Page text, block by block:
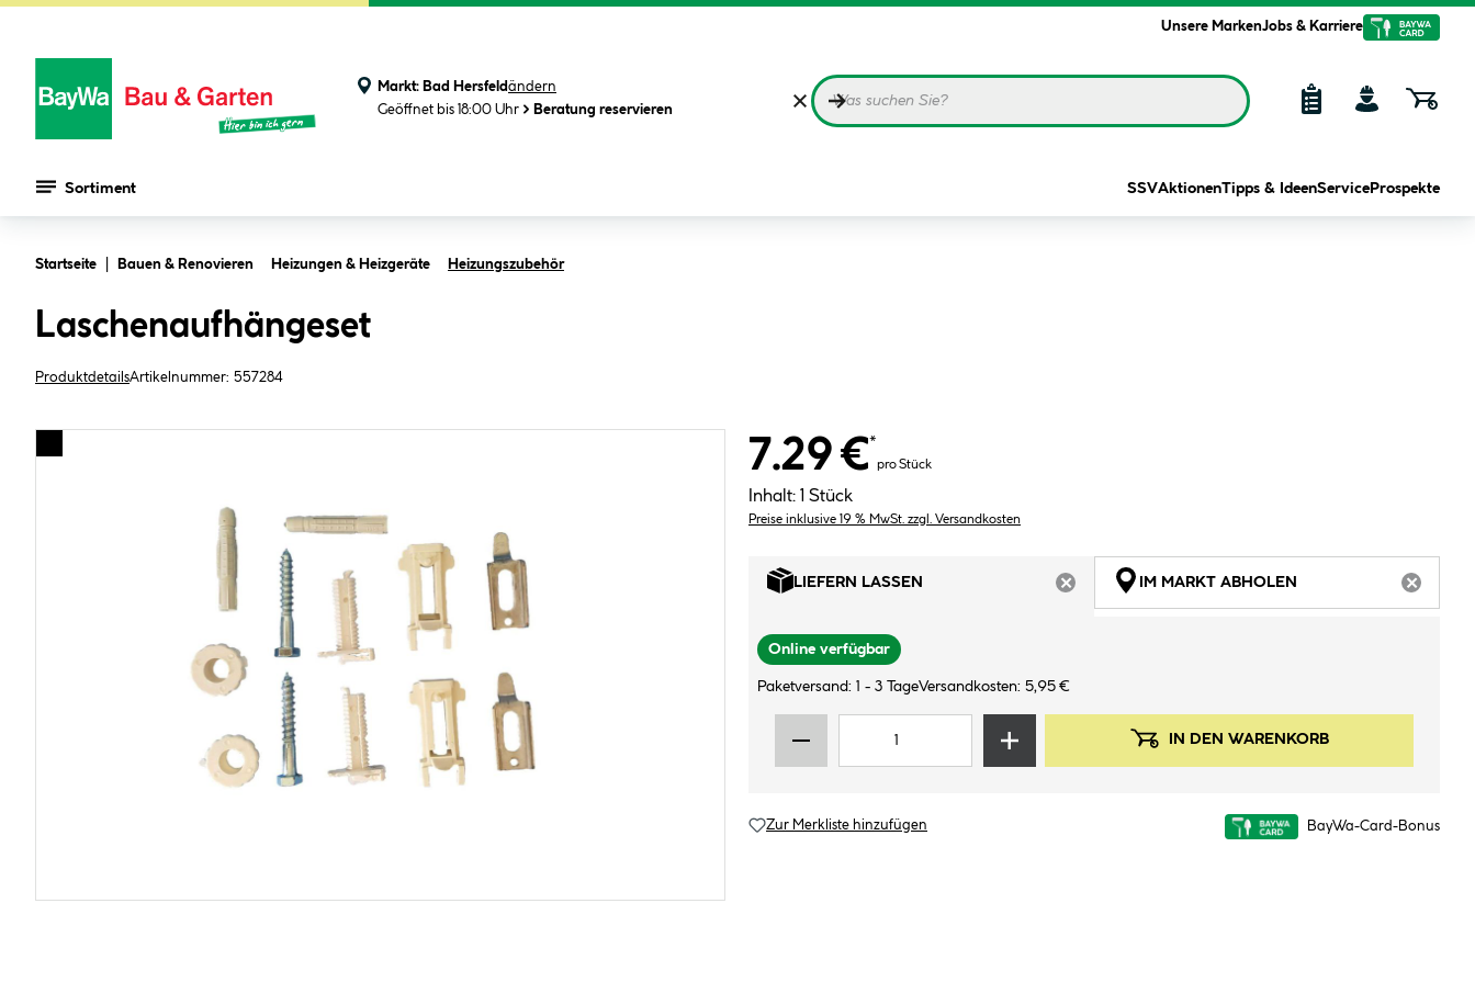
Unsere MarkenJobs & Karriere
Markt: Bad Hersfeldändern
Geöffnet bis 18:00 Uhr
Beratung reservieren
Sortiment SSVAktionenTipps & IdeenService Prospekte
Startseite Bauen & Renovieren Heizungen & Heizgeräte Heizungszubehör
Laschenaufhängeset
ProduktdetailsArtikelnummer: 557284
7.29 €*
pro Stück
Inhalt: 1 Stück
Preise inklusive 19 % MwSt. zzgl. Versandkosten
LIEFERN LASSEN
ARTIKEL NICHT VERFÜGBAR
IM MARKT ABHOLEN
Online verfügbar
Paketversand: 1 - 3 TageVersandkosten: 5,95 €
IN DEN WARENKORB
Zur Merkliste hinzufügen BayWa-Card-Bonus